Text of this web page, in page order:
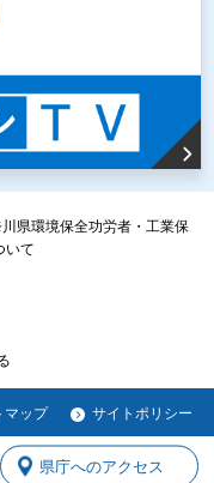
県環境保全功労者・工業保
いて
マップ サイトポリシー
県庁へのアクセス